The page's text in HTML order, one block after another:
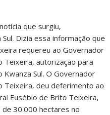
que surgiu,
Dizia essa informação que
requereu ao Governador
Teixeira, autorização para
Sul. O Governador
Teixeira, deu deferimento ao
Eusébio de Brito Teixeira,
30.000 hectares no